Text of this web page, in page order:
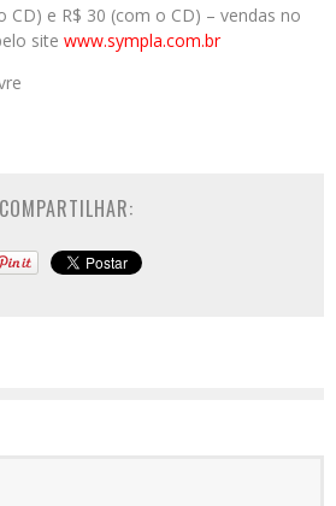
CD) e R$ 30 (com o CD) – vendas no
site www.sympla.com.br
COMPARTILHAR: